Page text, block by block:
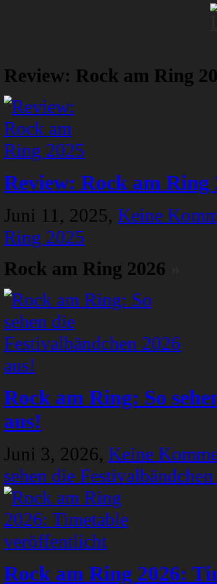
Review: Rock am Ring
Review: Rock am Ring
Juni 11, 2025, Keine
Ring 2025
Rock am Ring 2026
Rock am Ring: So
aus!
Juni 3, 2026, Keine
sehen die
Rock am Ring 2026: